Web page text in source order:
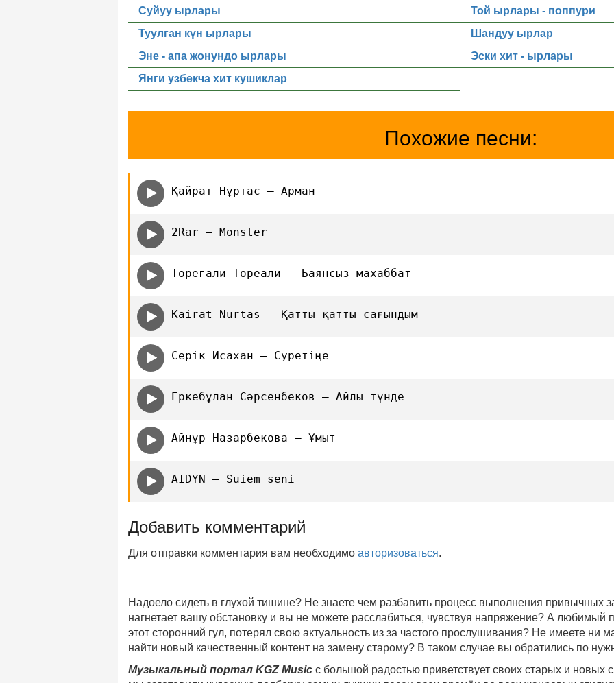
Суйуу ырлары
Той ырлары - поппури
Туулган күн ырлары
Шандуу ырлар
Эне - апа жонундо ырлары
Эски хит - ырлары
Янги узбекча хит кушиклар
Похожие песни:
Қайрат Нұртас — Арман
2Rar — Monster
Торегали Тореали — Баянсыз махаббат
Kairat Nurtas — Қатты қатты сағындым
Серік Исахан — Суретіңе
Еркебұлан Сәрсенбеков — Айлы түнде
Айнұр Назарбекова — Ұмыт
AIDYN — Suiem seni
Добавить комментарий
Для отправки комментария вам необходимо авторизоваться.
Надоело сидеть в глухой тишине? Не знаете чем разбавить процесс выполнения
нагнетает вашу обстановку и вы не можете расслабиться, чувствуя напряжение? А любимый
этот сторонний гул, потерял свою актуальность из за частого прослушивания? Не имеете ни
найти новый качественный контент на замену старому? В таком случае вы обратились по
Музыкальный портал KGZ Music с большой радостью приветствует своих старых и новых